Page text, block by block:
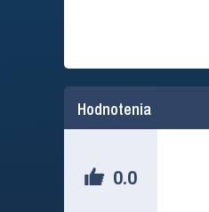
Hodnotenia
0.0